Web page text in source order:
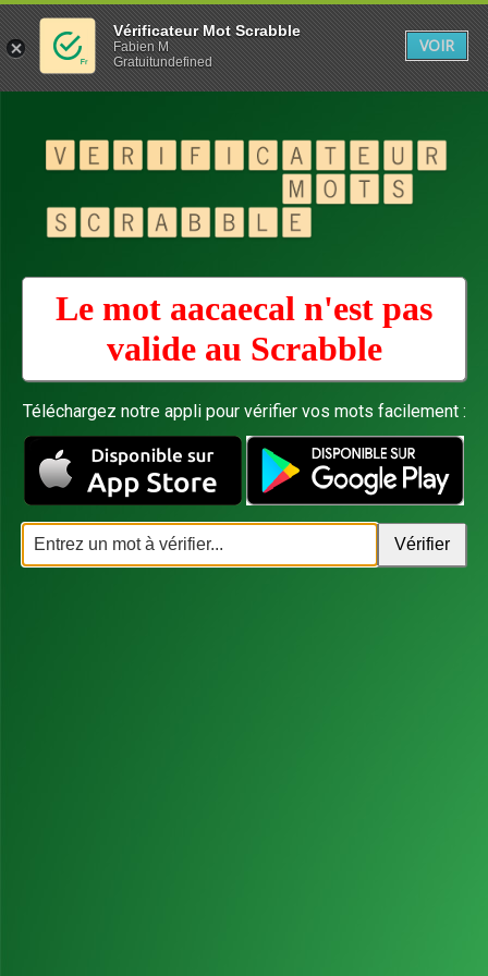
Le mot aacaecal n'est pas
valide au Scrabble
Téléchargez notre appli pour vérifier vos mots facilement :
Vérificateur Mot Scrabble
Fabien M
Gratuitundefined
VOIR